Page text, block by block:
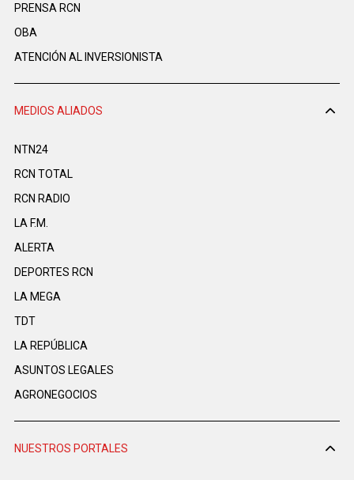
PRENSA RCN
OBA
ATENCIÓN AL INVERSIONISTA
MEDIOS ALIADOS
NTN24
RCN TOTAL
RCN RADIO
LA F.M.
ALERTA
DEPORTES RCN
LA MEGA
TDT
LA REPÚBLICA
ASUNTOS LEGALES
AGRONEGOCIOS
NUESTROS PORTALES